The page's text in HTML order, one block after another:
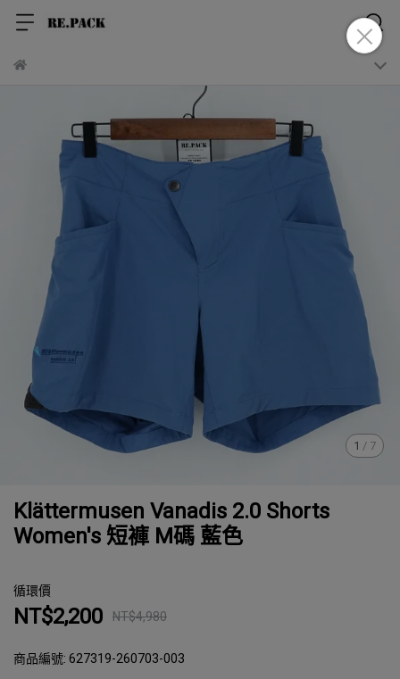
1 / 7
Klättermusen Vanadis 2.0 Shorts
Women's 短褲 M碼 藍色
循環價
NT$2,200 NT$4,980
商品編號:627319-260703-003